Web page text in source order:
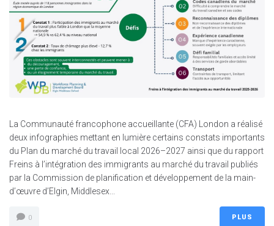
La Communauté francophone accueillante (CFA) London a réalisé
deux infographies mettant en lumière certains constats importants
du Plan du marché du travail local 2026–2027 ainsi que du rapport
Freins à l’intégration des immigrants au marché du travail publiés
par la Commission de planification et développement de la main-
d’œuvre d’Elgin, Middlesex...
0 PLUS